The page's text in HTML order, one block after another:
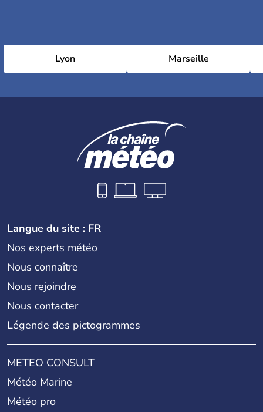
Lyon Marseille
Langue du site : FR
Nos experts météo
Nous connaître
Nous rejoindre
Nous contacter
Légende des pictogrammes
METEO CONSULT
Météo Marine
Météo pro